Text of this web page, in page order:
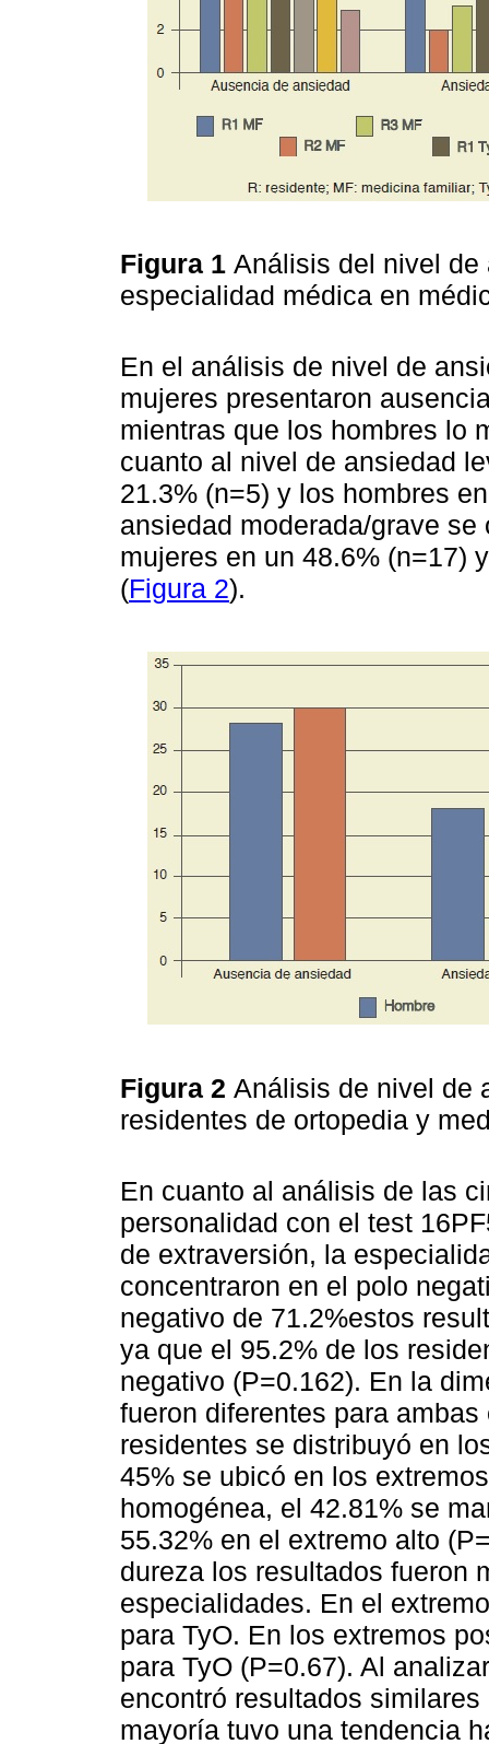
Figura 1 Análisis del nivel de
especialidad médica en
En el análisis de nivel de
mujeres presentaron
mientras que los hombres lo
cuanto al nivel de ansiedad
21.3% (n=5) y los hombres
ansiedad moderada/grave
mujeres en un 48.6% (n=17)
(Figura 2).
Figura 2 Análisis de nivel de
residentes de ortopedia y
En cuanto al análisis de las
personalidad con el test
de extraversión, la
concentraron en el polo
negativo de 71.2%estos
ya que el 95.2% de los
negativo (P=0.162). En la
fueron diferentes para
residentes se distribuyó en
45% se ubicó en los
homogénea, el 42.81% se
55.32% en el extremo alto
dureza los resultados fueron
especialidades. En el
para TyO. En los extremos
para TyO (P=0.67). Al
encontró resultados
mayoría tuvo una tendencia